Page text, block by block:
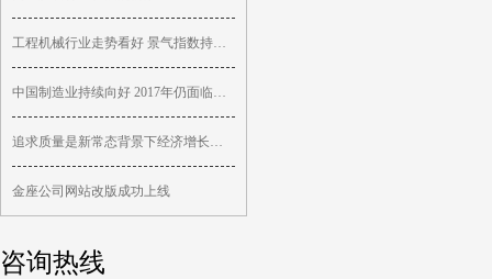
工程机械行业走势看好 景气指数持续回升
中国制造业持续向好 2017年仍面临重重挑战
追求质量是新常态背景下经济增长的关键
金座公司网站改版成功上线
咨询热线